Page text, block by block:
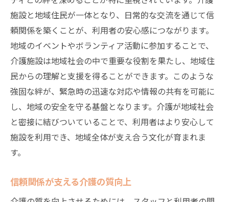
施設と地域住民が一体となり、日常的な交流を通じて信
頼関係を築くことが、利用者の安心感につながります。
地域のイベントやボランティア活動に参加することで、
介護施設は地域社会の中で重要な役割を果たし、地域住
民からの理解と支援を得ることができます。このような
強固な絆が、緊急時の迅速な対応や情報の共有を可能に
し、地域の安全を守る基盤となります。介護が地域社会
と密接に結びついていることで、利用者はより安心して
施設を利用でき、地域全体が支え合う文化が育まれま
す。
信頼関係が支える介護の質向上